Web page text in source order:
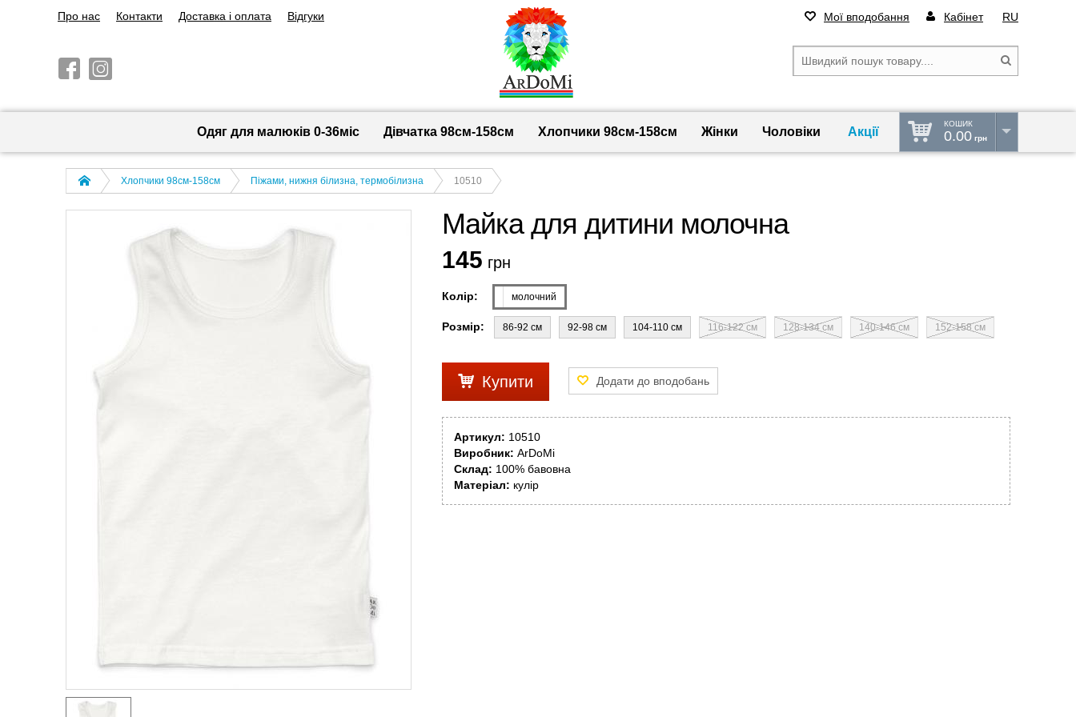
Про нас Контакти Доставка і оплата Відгуки Мої вподобання Кабінет RU
Одяг для малюків 0-36міс Дівчатка 98cм-158см Хлопчики 98см-158см Жінки Чоловіки Акції
КОШИК
0.00 грн
Хлопчики 98см-158см Піжами, нижня білизна, термобілизна 10510
Майка для дитини молочна
145 грн
Колір: молочний
Розмір: 86-92 см 92-98 см 104-110 см 116-122 см 128-134 см 140-146 см 152-158 см
Купити
Артикул: 10510
Виробник: ArDoMi
Склад: 100% бавовна
Матеріал: кулір